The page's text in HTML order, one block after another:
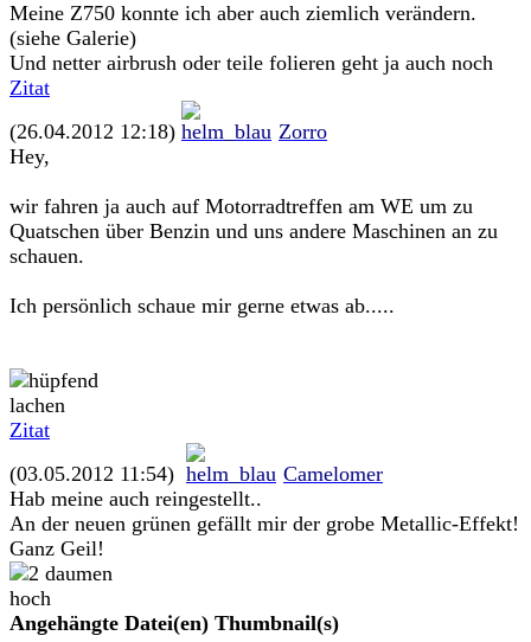
Meine Z750 konnte ich aber auch ziemlich verändern.
(siehe Galerie)
Und netter airbrush oder teile folieren geht ja auch noch
Zitat
(26.04.2012 12:18)
Zorro
Hey,
wir fahren ja auch auf Motorradtreffen am WE um zu
Quatschen über Benzin und uns andere Maschinen an zu
schauen.
Ich persönlich schaue mir gerne etwas ab.....
Zitat
(03.05.2012 11:54)
Camelomer
Hab meine auch reingestellt..
An der neuen grünen gefällt mir der grobe Metallic-Effekt!
Ganz Geil!
Angehängte Datei(en) Thumbnail(s)